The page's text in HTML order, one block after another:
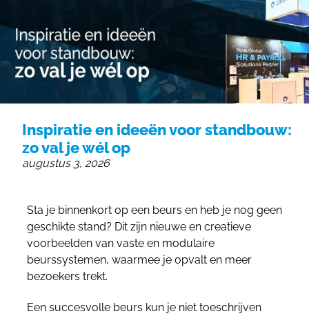
info@beursstand.nl
Inspiratie en ideeën voor standbouw:
zo val je wél op
augustus 3, 2026
Sta je binnenkort op een beurs en heb je nog geen
geschikte stand? Dit zijn nieuwe en creatieve
voorbeelden van vaste en modulaire
beurssystemen, waarmee je opvalt en meer
bezoekers trekt.
Een succesvolle beurs kun je niet toeschrijven